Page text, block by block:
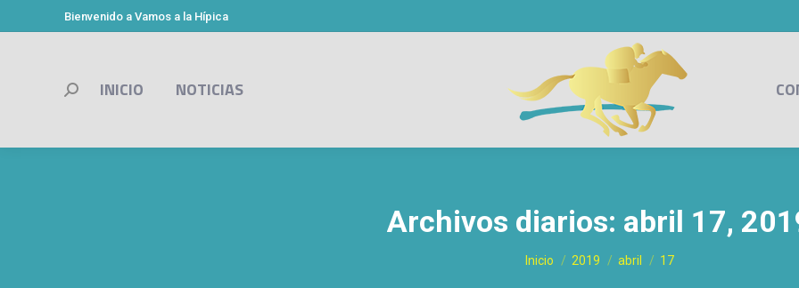
Bienvenido a Vamos a la Hípica
INICIO NOTICIAS
Buscar:
Archivos diarios: abril 17,
Estás aquí:
Inicio 2019 abril 17